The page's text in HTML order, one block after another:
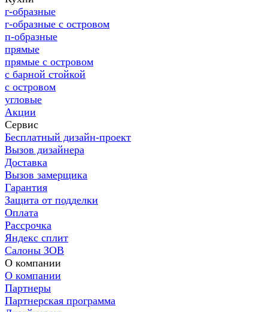
г-образные
г-образные с островом
п-образные
прямые
прямые с островом
с барной стойкой
с островом
угловые
Акции
Сервис
Бесплатный дизайн-проект
Вызов дизайнера
Доставка
Вызов замерщика
Гарантия
Защита от подделки
Оплата
Рассрочка
Яндекс сплит
Салоны ЗОВ
О компании
О компании
Партнеры
Партнерская программа